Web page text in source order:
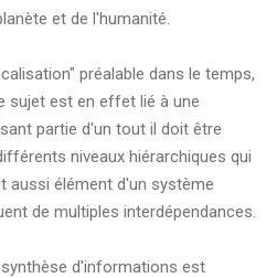
et de l'humanité.
préalable dans le temps,
sujet est en effet lié à une
partie d'un tout il doit être
niveaux hiérarchiques qui
aussi élément d'un système
de multiples interdépendances.
d'informations est